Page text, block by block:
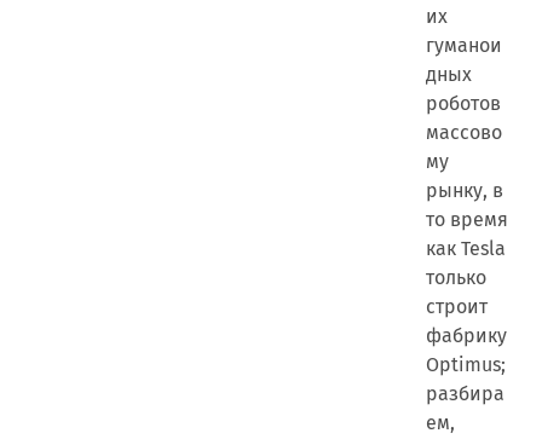
их
гуманои
дных
роботов
массово
му
рынку, в
то время
как Tesla
только
строит
фабрику
Optimus;
разбира
ем,